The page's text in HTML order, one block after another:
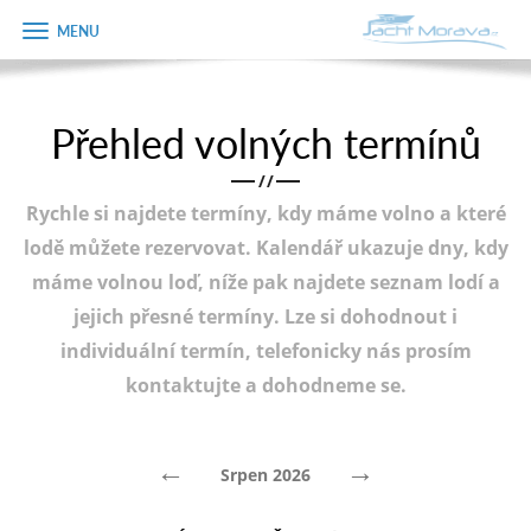
Úvodní strana
Plán plavby
Tipy na výlet
Fotogalerie
Zobrazit
menu
Přehled volných termínů
/ /
Rychle si najdete termíny, kdy máme volno a které
lodě můžete rezervovat. Kalendář ukazuje dny, kdy
máme volnou loď, níže pak najdete seznam lodí a
jejich přesné termíny. Lze si dohodnout i
individuální termín, telefonicky nás prosím
kontaktujte a dohodneme se.
← Srpen 2026 →
Objednávka
dárkového
Jméno
Telefon
E-mail